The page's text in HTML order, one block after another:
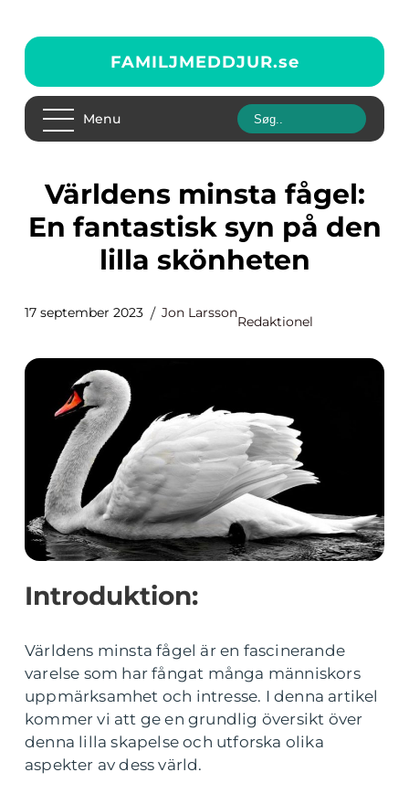
FAMILJMEDDJUR.se
Menu
Världens minsta fågel:
En fantastisk syn på den
lilla skönheten
17 september 2023 Jon Larsson
Redaktionel
Introduktion:
Världens minsta fågel är en fascinerande
varelse som har fångat många människors
uppmärksamhet och intresse. I denna artikel
kommer vi att ge en grundlig översikt över
denna lilla skapelse och utforska olika
aspekter av dess värld.